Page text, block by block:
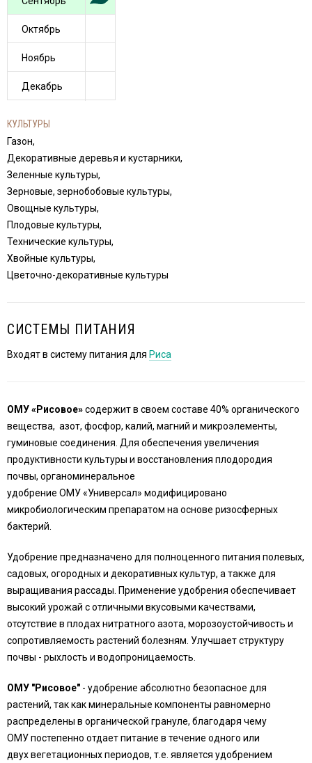
Октябрь
Ноябрь
Декабрь
КУЛЬТУРЫ
Газон,
Декоративные деревья и кустарники,
Зеленные культуры,
Зерновые, зернобобовые культуры,
Овощные культуры,
Плодовые культуры,
Технические культуры,
Хвойные культуры,
Цветочно-декоративные культуры
СИСТЕМЫ ПИТАНИЯ
Входят в систему питания для Риса
ОМУ «Рисовое»содержит в своем составе 40% органического
вещества, азот, фосфор, калий, магний и микроэлементы,
гуминовые соединения. Для обеспечения увеличения
продуктивности культуры и восстановления плодородия
почвы, органоминеральное
удобрение ОМУ «Универсал» модифицировано
микробиологическим препаратом на основе ризосферных
бактерий.
Удобрение предназначено для полноценного питания полевых,
садовых, огородных и декоративных культур, а также для
выращивания рассады. Применение удобрения обеспечивает
высокий урожай с отличными вкусовыми качествами,
отсутствие в плодах нитратного азота, морозоустойчивость и
сопротивляемость растений болезням. Улучшает структуру
почвы - рыхлость и водопроницаемость.
ОМУ "Рисовое" - удобрение абсолютно безопасное для
растений, так как минеральные компоненты равномерно
распределены в органической грануле, благодаря чему
ОМУ постепенно отдает питание в течение одного или
двух вегетационных периодов, т.е. является удобрением